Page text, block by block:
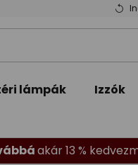
lámpák Izzók
akár 13 %